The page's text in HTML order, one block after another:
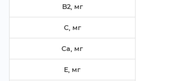
B2, м
C, м
Ca, м
E, м